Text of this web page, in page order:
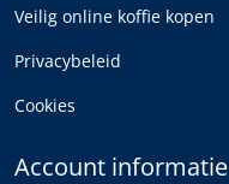
Veilig online koffie kopen
Privacybeleid
Cookies
Account informatie